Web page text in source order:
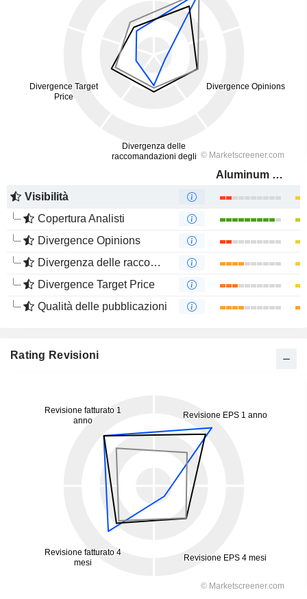
Aluminum Corporation of China Limited
Visibilità
Copertura Analisti
Divergence Opinions
Divergenza delle raccomandazioni degli analisti
Divergence Target Price
Qualità delle pubblicazioni
Rating Revisioni